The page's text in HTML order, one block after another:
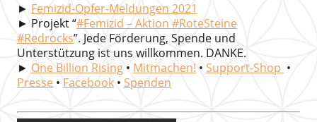
► Femizid-Opfer-Meldungen 2021
► Projekt “#Femizid – Aktion #RoteSteine
#Redrocks”. Jede Förderung, Spende und
Unterstützung ist uns willkommen. DANKE.
► One Billion Rising• Mitmachen! • Support-Shop •
Presse • Facebook• Spenden